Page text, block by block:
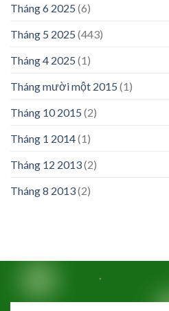
Tháng 6 2025 (6)
Tháng 5 2025 (443)
Tháng 4 2025 (1)
Tháng mười một 2015 (1)
Tháng 10 2015 (2)
Tháng 1 2014(1)
Tháng 12 2013(2)
Tháng 8 2013(2)